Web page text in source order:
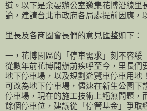
道。以下是余晏辦公室邀集花博沿線里
論，建請台北市政府各局處提前因應，
里長及各商圈會長們的意見匯整如下：
一，花博園區的「停車需求」刻不容緩
從數年前花博開辦前疾呼至今，里長們
地下停車場，以及規劃遊覽車停車用地
可改為地下停車場，儘速在新生公園下
停車場，現在的施工技術上絕無問題，
餘個停車位，建議從「停管基金」爭取